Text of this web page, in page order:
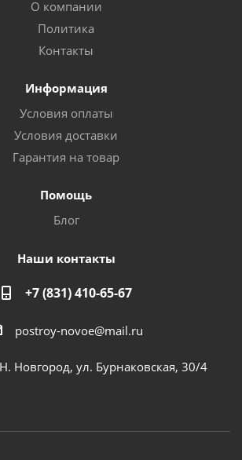
О компании
Политика
Контакты
Информация
Условия оплаты
Условия доставки
Гарантия на товар
Помощь
Блог
Наши контакты
+7 (831) 410-65-67
postroy-novoe@mail.ru
Новгород, ул. Бурнаковская, 30/4